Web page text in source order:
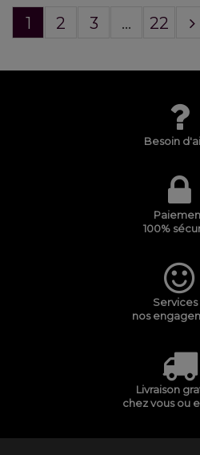
1 2 3 ... 22
Besoin
100%
Services
nos
Livraison
chez vous ou